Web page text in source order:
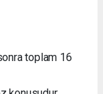
toplam 16